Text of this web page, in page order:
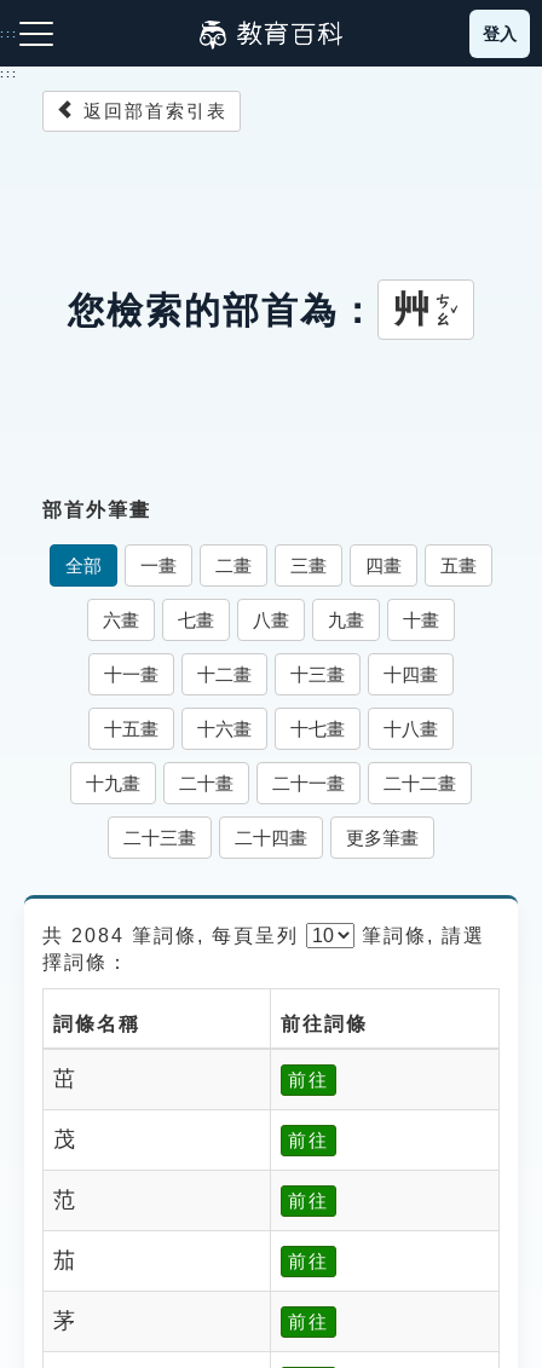
到
主
:::
成語故事
索引選單
知識索引
單字索引
生命大百科索引
遊戲專區
貓頭鷹博士
登入
:::
返回部首索引表
您檢索的部首為： 艸 ㄘㄠˇ
部首外筆畫
全部 一畫 二畫 三畫 四畫 五畫
六畫 七畫 八畫 九畫 十畫
十一畫 十二畫 十三畫 十四畫
十五畫 十六畫 十七畫 十八畫
十九畫 二十畫 二十一畫 二十二畫
二十三畫 二十四畫 更多筆畫
共 2084 筆詞條, 每頁呈列 筆詞條, 請選
擇詞條：
詞條名稱 前往詞條
茁 前往
茂 前往
范 前往
茄 前往
茅 前往